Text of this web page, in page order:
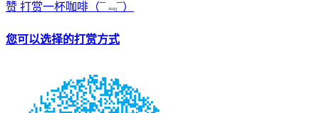
赞 打赏一杯咖啡 （¯﹃¯）
您可以选择的打赏方式